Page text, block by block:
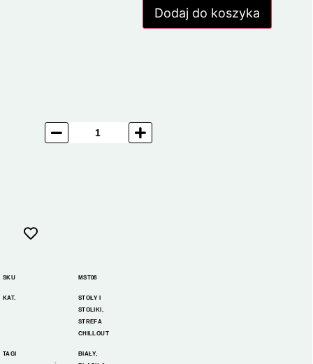
Dodaj do koszyka
SKU MST08
KAT.
STOŁY I
STOLIKI
STREFA
CHILLOUT
TAGI BIAŁY,